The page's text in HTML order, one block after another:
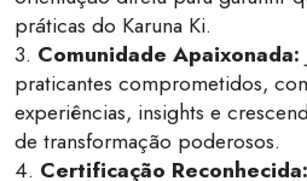
práticas do Karuna Ki.
3. Comunidade Apaixonada:
praticantes comprometidos,
experiências, insights e
de transformação poderosos.
4. Certificação Reconhecida: